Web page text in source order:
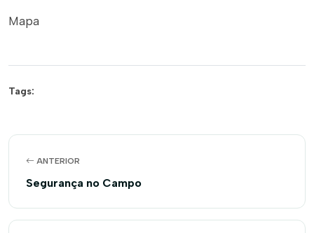
Mapa
Tags:
ANTERIOR
Segurança no Campo